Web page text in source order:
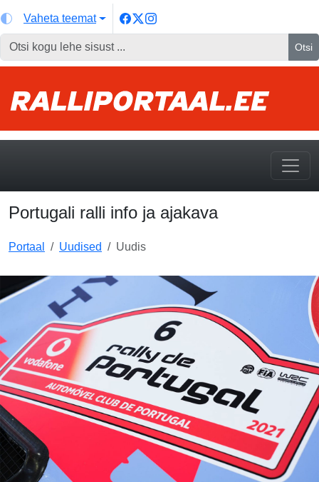
Vaheta teemat
Otsi
Portugali ralli info ja ajakava
Portaal Uudised Uudis